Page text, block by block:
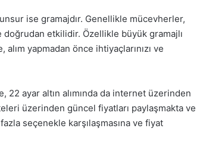
ise gramajdır. Genellikle mücevherler,
etkilidir. Özellikle büyük gramajlı
yapmadan önce ihtiyaçlarınızı ve
22 ayar altın alımında da internet üzerinden
üzerinden güncel fiyatları paylaşmakta ve
seçenekle karşılaşmasına ve fiyat